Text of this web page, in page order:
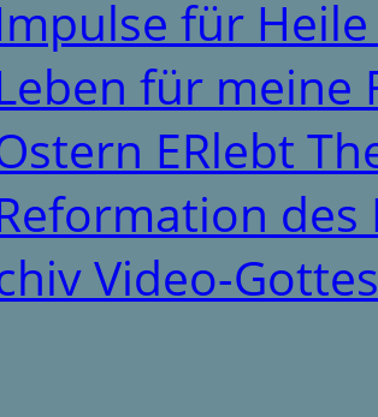
für
für meine
ERlebt
des
Video-